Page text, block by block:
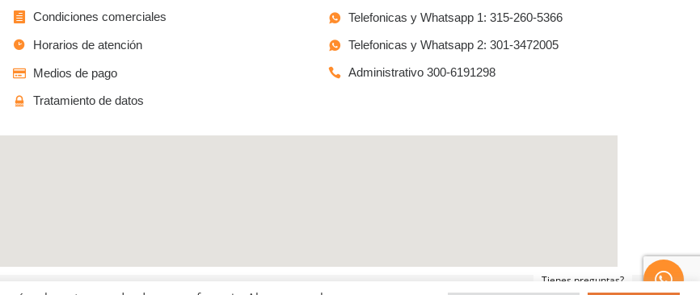
Condiciones comerciales
Horarios de atención
Medios de pago
Tratamiento de datos
Telefonicas y Whatsapp 1: 315-260-5366
Telefonicas y Whatsapp 2: 301-3472005
Administrativo 300-6191298
Tienes preguntas?